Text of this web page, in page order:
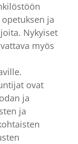
ja
Nykyiset
myös
ovat
ja
ja